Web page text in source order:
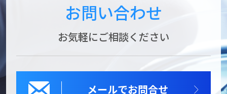
お問い合わせ
お気軽にご相談ください
メールでお問合せ